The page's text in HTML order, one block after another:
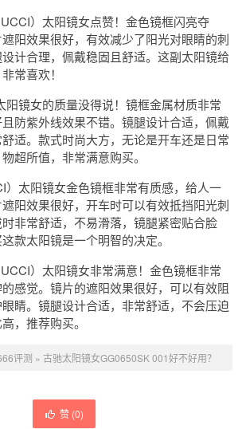
）太阳镜女点赞！金色镜框闪亮夺
阳效果很好，有效减少了阳光对眼睛的刺
计合理，佩戴稳固且舒适。这副太阳镜给
常喜欢！
阳镜女的质量没得说！镜框金属材质非常
防紫外线效果不错。镜腿设计合适，佩戴
适。款式时尚大方，无论是开车还是日常
超所值，非常满意购买。
）太阳镜女金色镜框非常有质感，给人一
阳效果很好，开车时可以有效抵挡阳光刺
非常舒适，不易滑落，镜腿紧密贴合脸
款太阳镜是一个明智的决定。
）太阳镜女非常满意！金色镜框非常
感觉。镜片的遮阳效果很好，可以有效阻
睛。镜腿设计合适，非常舒适，不会压迫
，推荐购买。
评测 » 古驰太阳镜女GG0650SK 001好不好用？
赞 (0)